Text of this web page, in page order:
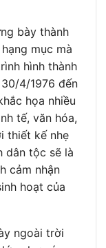
bày thành
mục mà
hình thành
4/1976 đến
họa nhiều
tế, văn hóa,
thiết kế nhẹ
dân tộc sẽ là
cảm nhận
hoạt của
ngoài trời